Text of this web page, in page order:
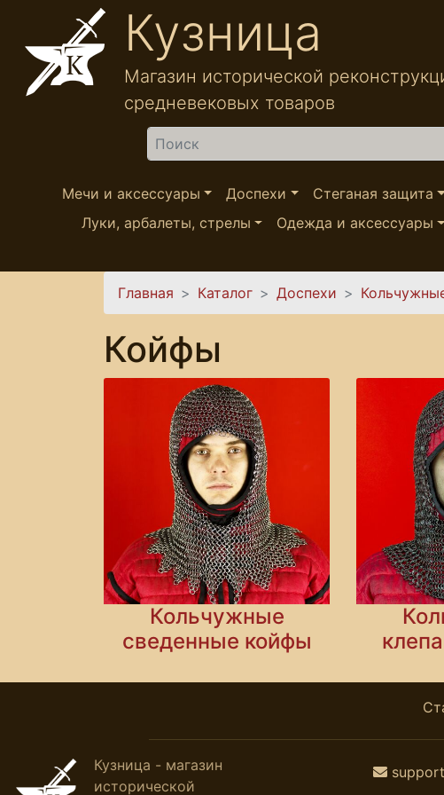
Перейти к основному содержанию
Кузница
Магазин исторической
средневековых товаров
Найти
Мечи и аксессуары Доспехи Стеганая защита
Луки, арбалеты, стрелы
Одежда и аксессуары
Вы здесь
Главная Каталог Доспехи
Койфы
Кольчужные
сведенные койфы
Кузница - магазин
исторической